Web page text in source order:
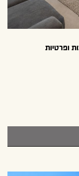
ופרטיות